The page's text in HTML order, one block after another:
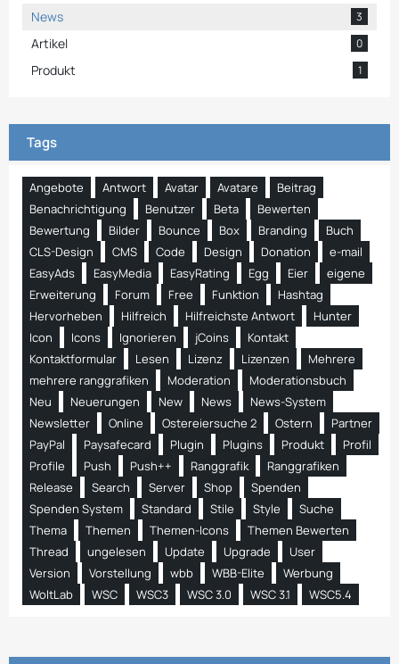
News 3
Artikel 0
Produkt 1
Tags
Angebote Antwort Avatar Avatare
Beitrag
Benachrichtigung
Benutzer Beta
Bewerten
Bewertung
Bilder Bounce Box Branding
Buch
CLS-Design
CMS Code Design Donation
e-mail
EasyAds
EasyMedia EasyRating Egg Eier
eigene
Erweiterung
Forum Free Funktion
Hashtag
Hervorheben
Hilfreich Hilfreichste Antwort
Hunter
Icon
Icons Ignorieren jCoins
Kontakt
Kontaktformular
Lesen Lizenz Lizenzen
Mehrere
mehrere ranggrafiken
Moderation
Moderationsbuch
Neu
Neuerungen New News
News-System
Newsletter
Online Ostereiersuche 2 Ostern
Partner
PayPal
Paysafecard Plugin Plugins Produkt
Profil
Profile
Push Push++ Ranggrafik
Ranggrafiken
Release
Search Server Shop
Spenden
Spenden System
Standard Stile Style
Suche
Thema
Themen Themen-Icons
Themen Bewerten
Thread
ungelesen Update Upgrade
User
Version
Vorstellung wbb WBB-Elite
Werbung
WoltLab
WSC WSC3 WSC 3.0 WSC 3.1 WSC5.4